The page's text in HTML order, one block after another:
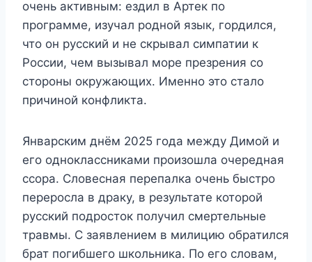
очень активным: ездил в Артек по
программе, изучал родной язык, гордился,
что он русский и не скрывал симпатии к
России, чем вызывал море презрения со
стороны окружающих. Именно это стало
причиной конфликта.
Январским днём 2025 года между Димой и
его одноклассниками произошла очередная
ссора. Словесная перепалка очень быстро
переросла в драку, в результате которой
русский подросток получил смертельные
травмы. С заявлением в милицию обратился
брат погибшего школьника. По его словам,